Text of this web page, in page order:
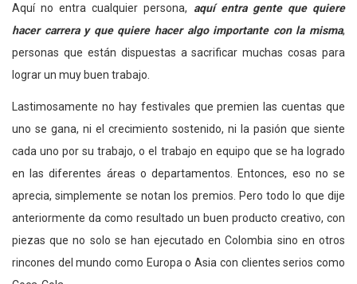
Aquí no entra cualquier persona, aquí entra gente que quiere
hacer carrera y que quiere hacer algo importante con la misma,
personas que están dispuestas a sacrificar muchas cosas para
lograr un muy buen trabajo.
Lastimosamente no hay festivales que premien las cuentas que
uno se gana, ni el crecimiento sostenido, ni la pasión que siente
cada uno por su trabajo, o el trabajo en equipo que se ha logrado
en las diferentes áreas o departamentos. Entonces, eso no se
aprecia, simplemente se notan los premios. Pero todo lo que dije
anteriormente da como resultado un buen producto creativo, con
piezas que no solo se han ejecutado en Colombia sino en otros
rincones del mundo como Europa o Asia con clientes serios como